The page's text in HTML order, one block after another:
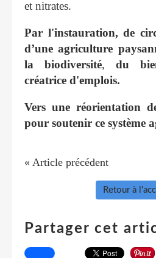
et nitrates.
Par l'instauration, de
d’une agriculture
la biodiversité, du
créatrice d'emplois.
Vers une réorientation
pour soutenir ce système
« Article précédent
Retour à
Partager cet